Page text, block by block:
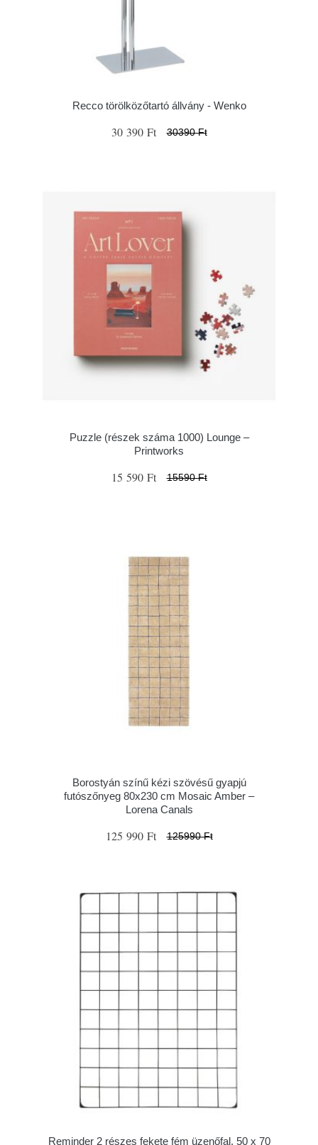
Recco törölközőtartó állvány - Wenko
30 390 Ft 30390 Ft
Puzzle (részek száma 1000) Lounge –
Printworks
15 590 Ft 15590 Ft
Borostyán színű kézi szövésű gyapjú
futószőnyeg 80x230 cm Mosaic Amber –
Lorena Canals
125 990 Ft 125990 Ft
Reminder 2 részes fekete fém üzenőfal, 50 x 70